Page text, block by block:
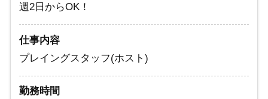
週2日からOK！
仕事内容
プレイングスタッフ(ホスト)
勤務時間